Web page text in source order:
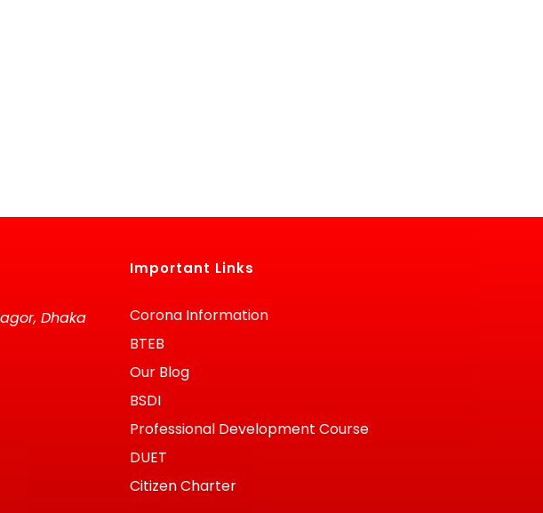
Dhaka
Important Links
Corona Information
BTEB
Our Blog
BSDI
Professional Development Course
DUET
Citizen Charter